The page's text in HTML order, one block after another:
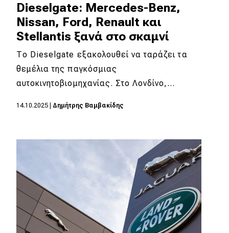
Dieselgate: Mercedes-Benz,
Nissan, Ford, Renault και
Stellantis ξανά στο σκαμνί
Το Dieselgate εξακολουθεί να ταράζει τα
θεμέλια της παγκόσμιας
αυτοκινητοβιομηχανίας. Στο Λονδίνο,…
14.10.2025 Δημήτρης Βαμβακίδης